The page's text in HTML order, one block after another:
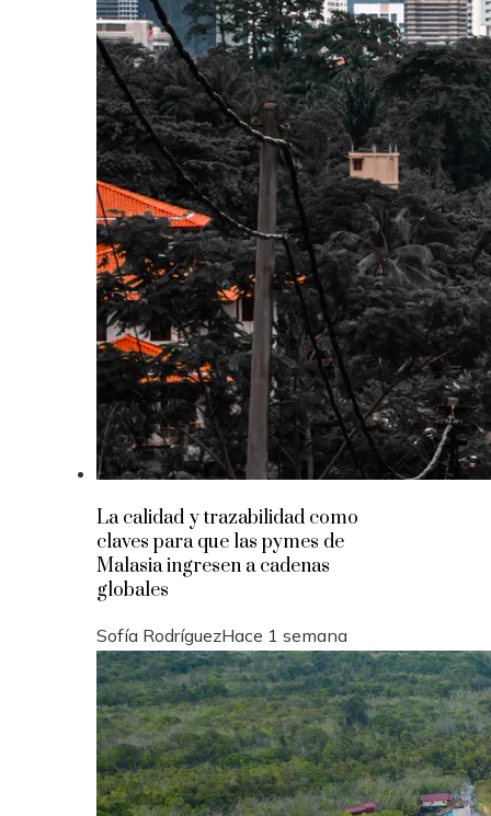
La calidad y trazabilidad como
claves para que las pymes de
Malasia ingresen a cadenas
globales
Sofía RodríguezHace 1 semana